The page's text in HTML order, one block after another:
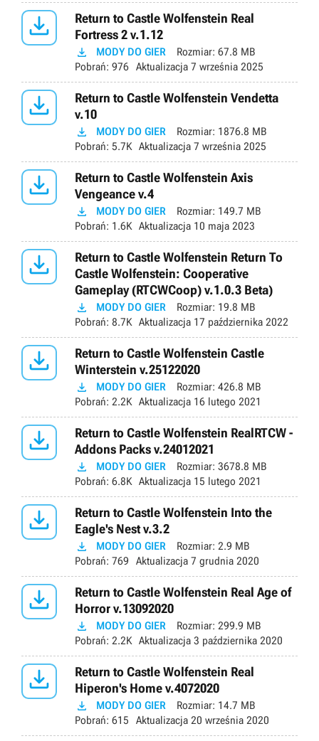

Return to Castle Wolfenstein Real
Fortress 2 v.1.12
 MODY DO GIER Rozmiar: 67.8 MB
Pobrań: 976 Aktualizacja 7 września 2025

Return to Castle Wolfenstein Vendetta
v.10
 MODY DO GIER Rozmiar: 1876.8 MB
Pobrań: 5.7K Aktualizacja 7 września 2025

Return to Castle Wolfenstein Axis
Vengeance v.4
 MODY DO GIER Rozmiar: 149.7 MB
Pobrań: 1.6K Aktualizacja 10 maja 2023

Return to Castle Wolfenstein Return To
Castle Wolfenstein: Cooperative
Gameplay (RTCWCoop) v.1.0.3 Beta)
 MODY DO GIER Rozmiar: 19.8 MB
Pobrań: 8.7K Aktualizacja 17 października 2022

Return to Castle Wolfenstein Castle
Winterstein v.25122020
 MODY DO GIER Rozmiar: 426.8 MB
Pobrań: 2.2K Aktualizacja 16 lutego 2021

Return to Castle Wolfenstein RealRTCW -
Addons Packs v.24012021
 MODY DO GIER Rozmiar: 3678.8 MB
Pobrań: 6.8K Aktualizacja 15 lutego 2021

Return to Castle Wolfenstein Into the
Eagle's Nest v.3.2
 MODY DO GIER Rozmiar: 2.9 MB
Pobrań: 769 Aktualizacja 7 grudnia 2020

Return to Castle Wolfenstein Real Age of
Horror v.13092020
 MODY DO GIER Rozmiar: 299.9 MB
Pobrań: 2.2K Aktualizacja 3 października 2020

Return to Castle Wolfenstein Real
Hiperon's Home v.4072020
 MODY DO GIER Rozmiar: 14.7 MB
Pobrań: 615 Aktualizacja 20 września 2020